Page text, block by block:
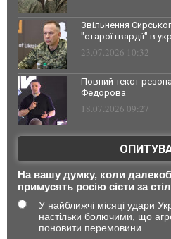
Звільнення
"старої гвардії" в
23.07.2026 10:32
Повний текст
Федорова
18.07.2026 09:27
На вашу думку, коли
примусять росію сісти за
У найближчі місяці удари
настільки болючими, що
поновити перемовини